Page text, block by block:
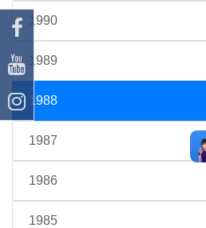
1990
1989
1988
1987
1986
1985